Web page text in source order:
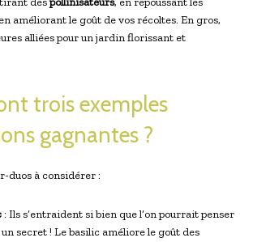
améliorant le goût de vos récoltes. En gros,
alliées pour un jardin florissant et
trois exemples
gagnantes ?
duos à considérer :
: Ils s’entraident si bien que l’on pourrait penser
secret ! Le basilic améliore le goût des